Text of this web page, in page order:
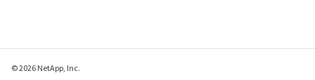
© 2026 NetApp, Inc.